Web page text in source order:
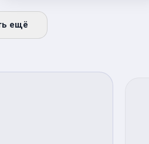
ещё